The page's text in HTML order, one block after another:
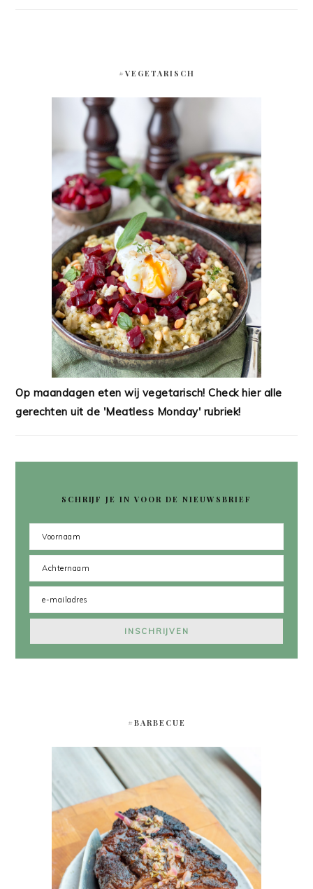
#VEGETARISCH
Op maandagen eten wij vegetarisch! Check hier alle
gerechten uit de 'Meatless Monday' rubriek!
SCHRIJF JE IN VOOR DE NIEUWSBRIEF
#BARBECUE